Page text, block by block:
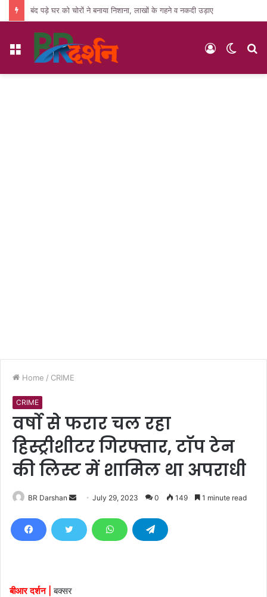
बंद पड़े घर को चोरों ने बनाया निशाना, लाखों के गहने व नकदी उड़ाए
Menu
Switch
Log
Home / CRIME
CRIME
वर्षाे से फरार चल रहा
हिस्ट्रीशीटर गिरफ्तार, टाॅप टेन
की लिस्ट में शामिल था अपराधी
BR Darshan
d
July 29, 2023 0 149 1 minute read
बीआर दर्शन | बक्सर